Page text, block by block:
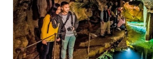
Aussichtspunkte.